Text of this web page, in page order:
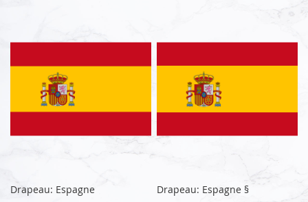
Drapeau: Espagne
Drapeau: Espagne §